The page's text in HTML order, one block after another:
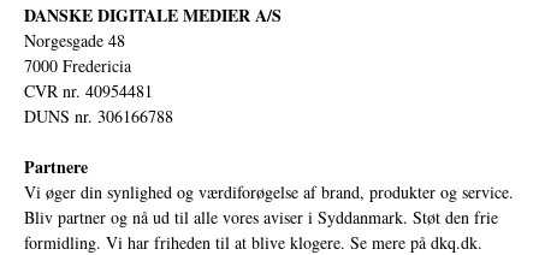
DANSKE DIGITALE MEDIER A/S
Norgesgade 48
7000 Fredericia
CVR nr. 40954481
DUNS nr. 306166788
Partnere
Vi øger din synlighed og værdiforøgelse af brand, produkter og service.
Bliv partner og nå ud til alle vores aviser i Syddanmark. Støt den frie
formidling. Vi har friheden til at blive klogere. Se mere på dkq.dk.